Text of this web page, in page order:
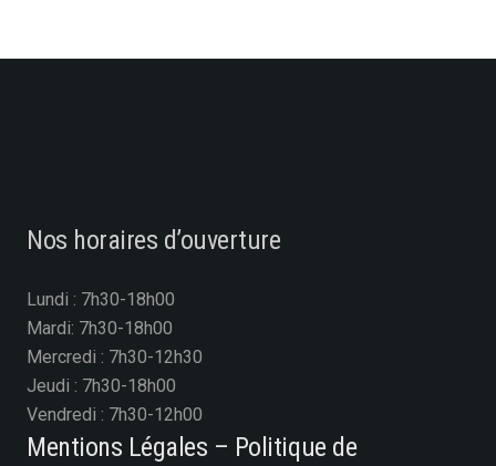
Nos horaires d’ouverture
Lundi : 7h30-18h00
Mardi: 7h30-18h00
Mercredi : 7h30-12h30
Jeudi : 7h30-18h00
Vendredi : 7h30-12h00
Mentions Légales – Politique de